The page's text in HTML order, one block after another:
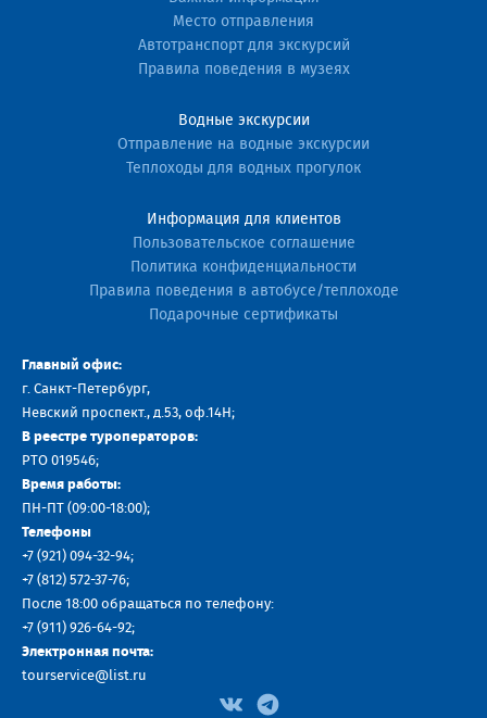
Место отправления
Автотранспорт для экскурсий
Правила поведения в музеях
Водные экскурсии
Отправление на водные экскурсии
Теплоходы для водных прогулок
Информация для клиентов
Пользовательское соглашение
Политика конфиденциальности
Правила поведения в автобусе/теплоходе
Подарочные сертификаты
Главный офис:
г. Санкт-Петербург,
Невский проспект., д.53, оф.14H;
В реестре туроператоров:
РТО 019546;
Время работы:
ПН-ПТ (09:00-18:00);
Телефоны
+7 (921) 094-32-94;
+7 (812) 572-37-76;
После 18:00 обращаться по телефону:
+7 (911) 926-64-92;
Электронная почта:
tourservice@list.ru